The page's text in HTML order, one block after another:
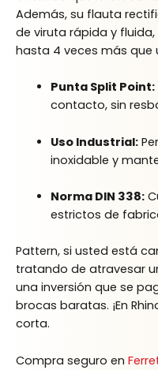
Además, su flauta
de viruta rápida y
hasta 4 veces más que
Punta Split Point:
contacto, sin
Uso Industrial:
inoxidable y
Norma DIN 338:
estrictos de
Pattern, si usted está
tratando de atravesar
una inversión que se
brocas baratas. ¡En
corta.
Compra seguro en